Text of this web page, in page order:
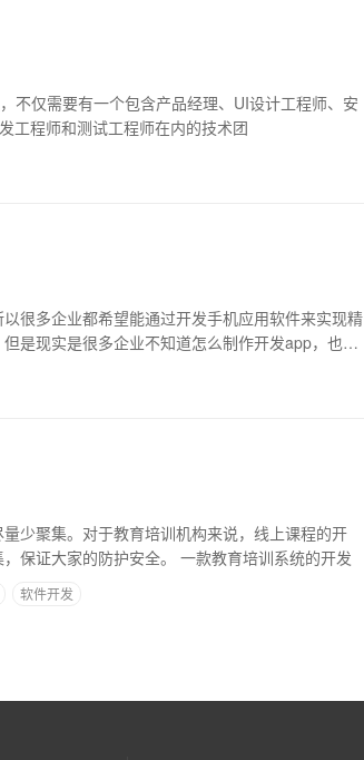
不仅需要有一个包含产品经理、UI设计工程师、安
工程师和测试工程师在内的技术团
很多企业都希望能通过开发手机应用软件来实现精
是现实是很多企业不知道怎么制作开发app，也不
少聚集。对于教育培训机构来说，线上课程的开
展，在保证学生正常学习的前提下，可以有效减少人员聚集，保证大家的防护安全。 一款教育培训系统的开发
软件开发